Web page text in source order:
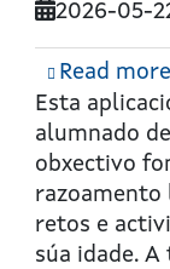
2026-05-
Read more
Esta
alumnado
obxectivo
retos e
súa idade.